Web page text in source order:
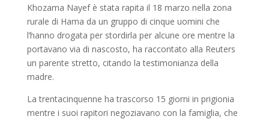
Khozama Nayef è stata rapita il 18 marzo nella zona
rurale di Hama da un gruppo di cinque uomini che
l’hanno drogata per stordirla per alcune ore mentre la
portavano via di nascosto, ha raccontato alla Reuters
un parente stretto, citando la testimonianza della
madre.
La trentacinquenne ha trascorso 15 giorni in prigionia
mentre i suoi rapitori negoziavano con la famiglia, che